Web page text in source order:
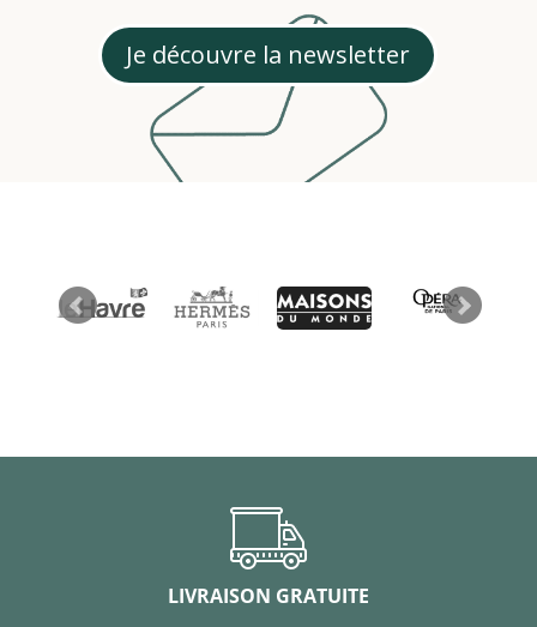
Je découvre la newsletter
LIVRAISON GRATUITE